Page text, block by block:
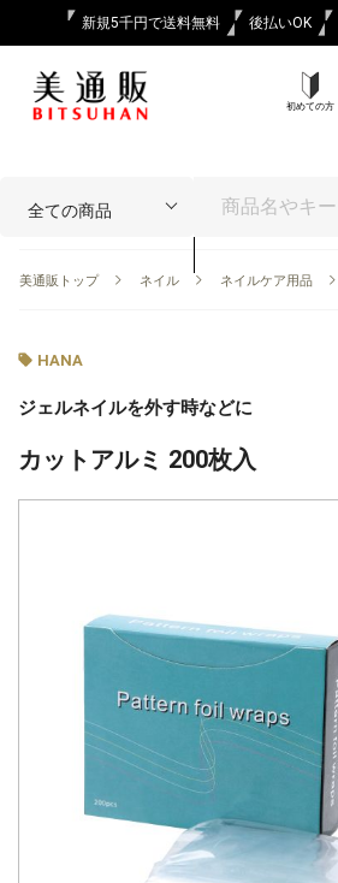
新規5千円で送料無料 後払いOK
初めての方
美通販トップ ネイル ネイルケア用品
HANA
ジェルネイルを外す時などに
カットアルミ 200枚入